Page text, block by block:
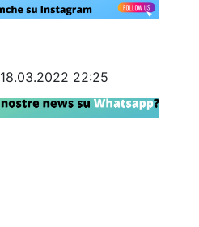
18.03.2022 22:25